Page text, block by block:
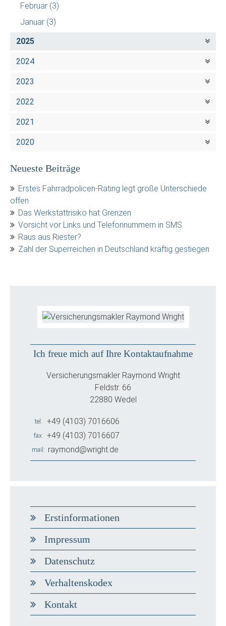
Februar (3)
Januar (3)
2025
2024
2023
2022
2021
2020
Neueste Beiträge
Erstes Fahrradpolicen-Rating legt große Unterschiede
offen
Das Werkstattrisiko hat Grenzen
Vorsicht vor Links und Telefonnummern in SMS
Raus aus Riester?
Zahl der Superreichen in Deutschland kräftig gestiegen
Ich freue mich auf Ihre Kontaktaufnahme
Versicherungsmakler Raymond Wright
Feldstr. 66
22880 Wedel
tel +49 (4103) 7016606
fax +49 (4103) 7016607
mail raymond@wright.de
Erstinformationen
Impressum
Datenschutz
Verhaltenskodex
Kontakt